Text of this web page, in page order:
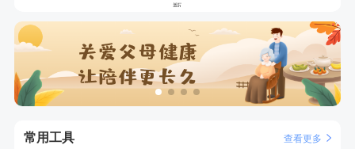
瓶
4分钟前
成功预约了心脏病套餐
4分钟前
潘*
购买了美的1.5L电热水壶HJ1522
6分钟前
何*
购买了K3颈椎按摩仪（浅灰色）
成功预约糖尿病强化体检套餐
7分钟前
常用工具 查看更多